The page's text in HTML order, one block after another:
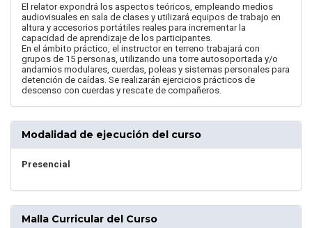
El relator expondrá los aspectos teóricos, empleando medios
audiovisuales en sala de clases y utilizará equipos de trabajo en
altura y accesorios portátiles reales para incrementar la
capacidad de aprendizaje de los participantes.
En el ámbito práctico, el instructor en terreno trabajará con
grupos de 15 personas, utilizando una torre autosoportada y/o
andamios modulares, cuerdas, poleas y sistemas personales para
detención de caídas. Se realizarán ejercicios prácticos de
descenso con cuerdas y rescate de compañeros.
Modalidad de ejecución del curso
Presencial
Malla Curricular del Curso